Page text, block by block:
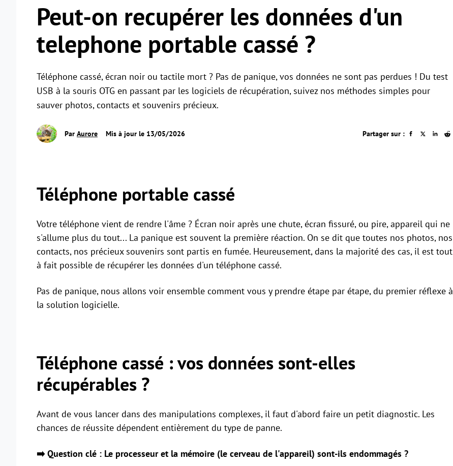
Peut-on recupérer les données d'un
telephone portable cassé ?
Téléphone cassé, écran noir ou tactile mort ? Pas de panique, vos données ne sont pas perdues ! Du test
USB à la souris OTG en passant par les logiciels de récupération, suivez nos méthodes simples pour
sauver photos, contacts et souvenirs précieux.
Par Aurore Mis à jour le 13/05/2026 Partager sur :
Téléphone portable cassé
Votre téléphone vient de rendre l'âme ? Écran noir après une chute, écran fissuré, ou pire, appareil qui ne
s'allume plus du tout... La panique est souvent la première réaction. On se dit que toutes nos photos, nos
contacts, nos précieux souvenirs sont partis en fumée. Heureusement, dans la majorité des cas, il est tout
à fait possible de récupérer les données d'un téléphone cassé.
Pas de panique, nous allons voir ensemble comment vous y prendre étape par étape, du premier réflexe à
la solution logicielle.
Téléphone cassé : vos données sont-elles
récupérables ?
Avant de vous lancer dans des manipulations complexes, il faut d'abord faire un petit diagnostic. Les
chances de réussite dépendent entièrement du type de panne.
➡️ Question clé : Le processeur et la mémoire (le cerveau de l'appareil) sont-ils endommagés ?